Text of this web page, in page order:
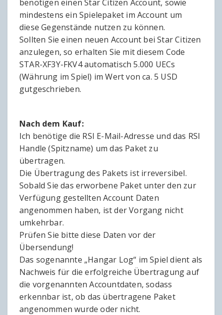
benötigen einen Star Citizen Account, sowie
mindestens ein Spielepaket im Account um
diese Gegenstände nutzen zu können.
Sollten Sie einen neuen Account bei Star Citizen
anzulegen, so erhalten Sie mit diesem Code
STAR-XF3Y-FKV4 automatisch 5.000 UECs
(Währung im Spiel) im Wert von ca. 5 USD
gutgeschrieben.
Nach dem Kauf:
Ich benötige die RSI E-Mail-Adresse und das RSI
Handle (Spitzname) um das Paket zu
übertragen.
Die Übertragung des Pakets ist irreversibel.
Sobald Sie das erworbene Paket unter den zur
Verfügung gestellten Account Daten
angenommen haben, ist der Vorgang nicht
umkehrbar.
Prüfen Sie bitte diese Daten vor der
Übersendung!
Das sogenannte „Hangar Log“ im Spiel dient als
Nachweis für die erfolgreiche Übertragung auf
die vorgenannten Accountdaten, sodass
erkennbar ist, ob das übertragene Paket
angenommen wurde oder nicht.